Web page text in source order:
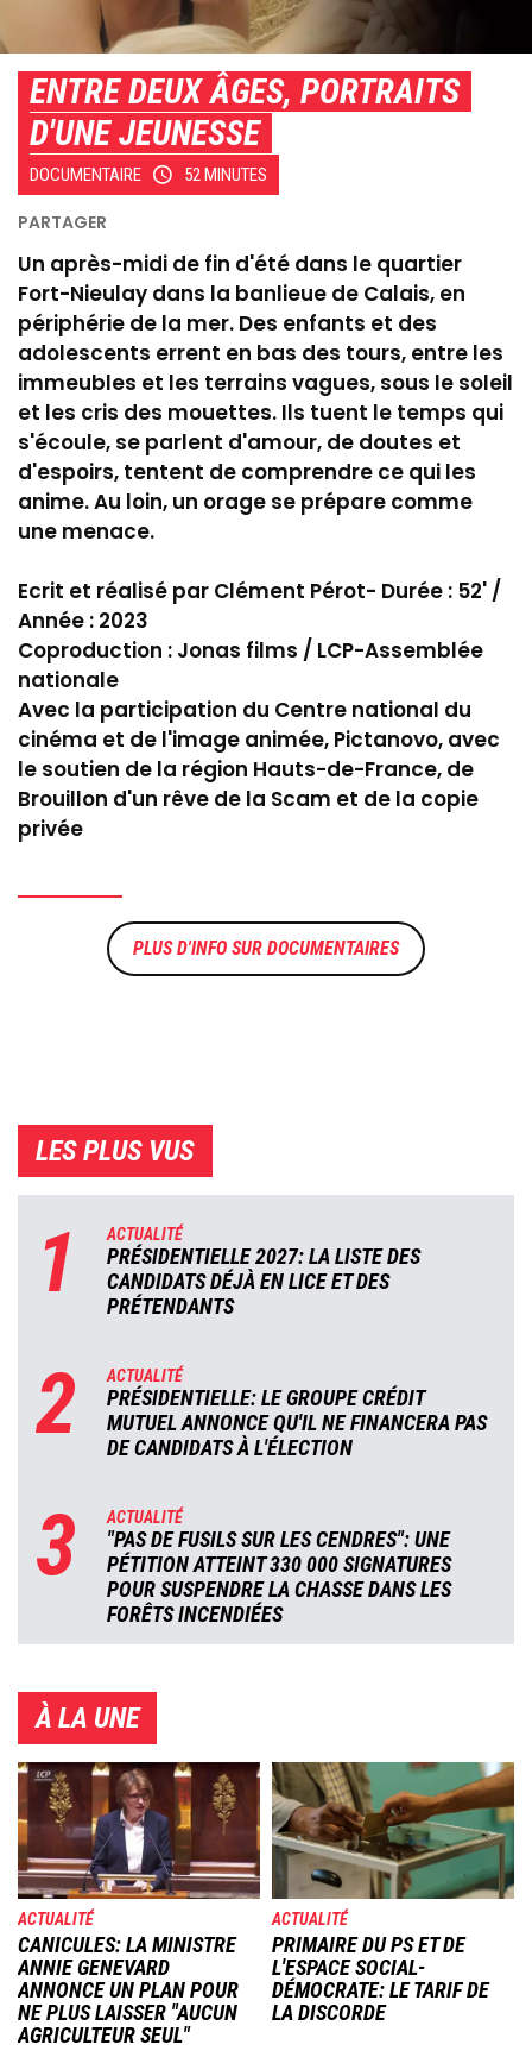
ENTRE DEUX ÂGES, PORTRAITS
D'UNE JEUNESSE
DOCUMENTAIRE 52 MINUTES
Un après-midi de fin d'été dans le quartier
Fort-Nieulay dans la banlieue de Calais, en
périphérie de la mer. Des enfants et des
adolescents errent en bas des tours, entre les
immeubles et les terrains vagues, sous le soleil
et les cris des mouettes. Ils tuent le temps qui
s'écoule, se parlent d'amour, de doutes et
d'espoirs, tentent de comprendre ce qui les
anime. Au loin, un orage se prépare comme
une menace.
Ecrit et réalisé par Clément Pérot- Durée : 52' /
Année : 2023
Coproduction : Jonas films / LCP-Assemblée
nationale
Avec la participation du Centre national du
cinéma et de l'image animée, Pictanovo, avec
le soutien de la région Hauts-de-France, de
Brouillon d'un rêve de la Scam et de la copie
privée
DOCUMENTAIRES
LES PLUS VUS
1 ACTUALITÉ
PRÉSIDENTIELLE 2027: LA LISTE DES
CANDIDATS DÉJÀ EN LICE ET DES
PRÉTENDANTS
2 ACTUALITÉ
PRÉSIDENTIELLE: LE GROUPE CRÉDIT
MUTUEL ANNONCE QU'IL NE FINANCERA PAS
DE CANDIDATS À L'ÉLECTION
3 ACTUALITÉ
"PAS DE FUSILS SUR LES CENDRES": UNE
PÉTITION ATTEINT 330 000 SIGNATURES
POUR SUSPENDRE LA CHASSE DANS LES
FORÊTS INCENDIÉES
À LA UNE
Image
ACTUALITÉ
CANICULES: LA MINISTRE
ANNIE GENEVARD
ANNONCE UN PLAN POUR
NE PLUS LAISSER "AUCUN
AGRICULTEUR SEUL"
Image
ACTUALITÉ
PRIMAIRE DU PS ET DE
L'ESPACE SOCIAL-
DÉMOCRATE: LE TARIF DE
LA DISCORDE